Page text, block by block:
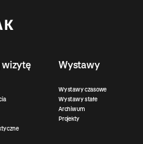
wizytę Wystawy
Wystawy czasowe
Wystawy stałe
Archiwum
Projekty